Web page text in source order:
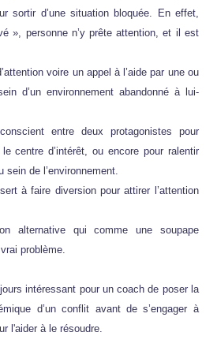
sortir d’une situation bloquée. En effet,
», personne n’y prête attention, et il est
voire un appel à l’aide par une ou
d’un environnement abandonné à lui-
entre deux protagonistes pour
centre d’intérêt, ou encore pour ralentir
de l’environnement.
à faire diversion pour attirer l’attention
alternative qui comme une soupape
problème.
intéressant pour un coach de poser la
d’un conflit avant de s’engager à
l'aider à le résoudre.